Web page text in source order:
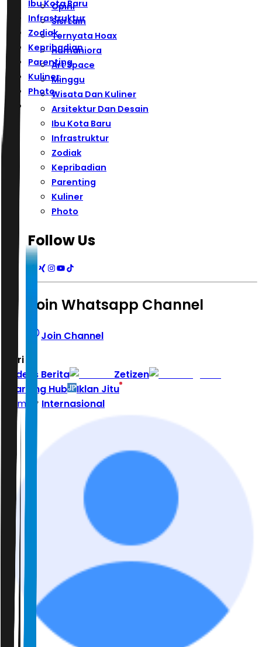
Ibu Kota Baru
Infrastruktur
Zodiak
Kepribadian
Parenting
Kuliner
Photo
Opini
Sisi Lain
Ternyata Hoax
Humaniora
Art Space
Minggu
Wisata Dan Kuliner
Arsitektur Dan Desain
Ibu Kota Baru
Infrastruktur
Zodiak
Kepribadian
Parenting
Kuliner
Photo
Follow Us
Join Whatsapp Channel
Join Channel
Hari ini
Indeks Berita
Zetizen
Learning Hub
Iklan Jitu
Home
Internasional